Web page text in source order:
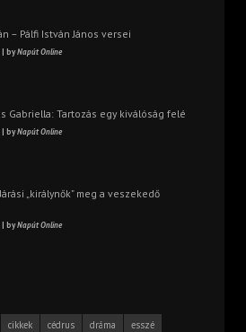
– Pálfi István János versei
byNapút Online
Gabriella: Tartozás egy kiválóság felé
byNapút Online
„királynők” meg a veszekedő
byNapút Online
cikkek cédrus dráma
esszé